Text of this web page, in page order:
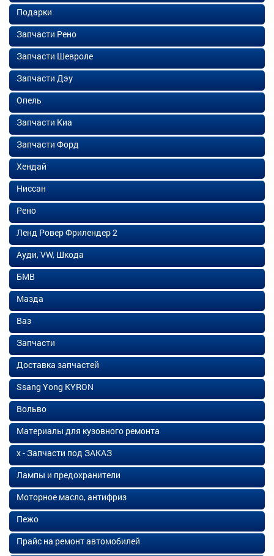
Подарки
Запчасти Рено
Запчасти Шевроле
Запчасти Дэу
Опель
Запчасти Киа
Запчасти Форд
Хендай
Ниссан
Рено
Ленд Ровер Фрилендер 2
Ауди, VW, Шкода
БМВ
Мазда
Ваз
Запчасти
Доставка запчастей
Ssang Yong KYRON
Вольво
Материалы для кузовного ремонта
х - Запчасти под ЗАКАЗ
Лампы и предохранители
Моторное масло, антифриз
Пежо
Прайс на ремонт автомобилей